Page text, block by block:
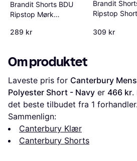
Brandit Shorts BDU
Ripstop Mørk
289 kr
Brandit
Ripstop
309 kr
Om produktet
Laveste pris for Canterbury
Polyester Short - Navy er 466 kr.
det beste tilbudet fra 1 forhandler.
Sammenlign:
Canterbury Klær
Canterbury Shorts